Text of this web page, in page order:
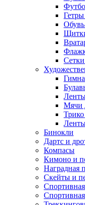
Мячи
Бинокли
Дартс и
Компасы
Кимоно и
Наградная
Скейты и